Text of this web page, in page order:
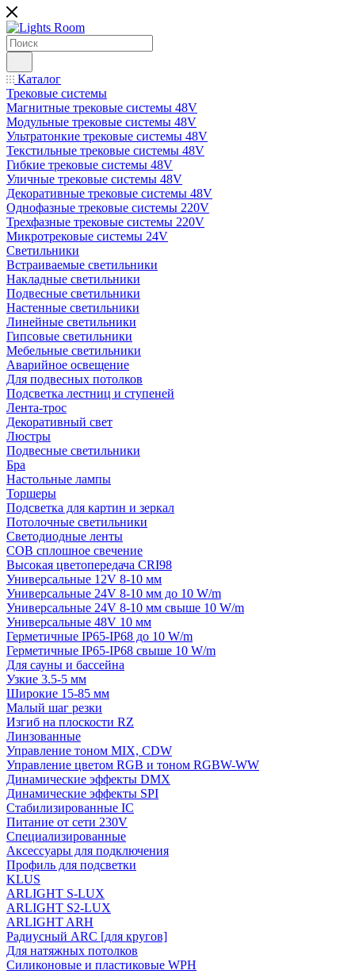
Каталог
Трековые системы
Магнитные трековые системы 48V
Модульные трековые системы 48V
Ультратонкие трековые системы 48V
Текстильные трековые системы 48V
Гибкие трековые системы 48V
Уличные трековые системы 48V
Декоративные трековые системы 48V
Однофазные трековые системы 220V
Трехфазные трековые системы 220V
Микротрековые системы 24V
Светильники
Встраиваемые светильники
Накладные светильники
Подвесные светильники
Настенные светильники
Линейные светильники
Гипсовые светильники
Мебельные светильники
Аварийное освещение
Для подвесных потолков
Подсветка лестниц и ступеней
Лента-трос
Декоративный свет
Люстры
Подвесные светильники
Бра
Настольные лампы
Торшеры
Подсветка для картин и зеркал
Потолочные светильники
Светодиодные ленты
COB сплошное свечение
Высокая цветопередача CRI98
Универсальные 12V 8-10 мм
Универсальные 24V 8-10 мм до 10 W/m
Универсальные 24V 8-10 мм свыше 10 W/m
Универсальные 48V 10 мм
Герметичные IP65-IP68 до 10 W/m
Герметичные IP65-IP68 свыше 10 W/m
Для сауны и бассейна
Узкие 3.5-5 мм
Широкие 15-85 мм
Малый шаг резки
Изгиб на плоскости RZ
Линзованные
Управление тоном MIX, CDW
Управление цветом RGB и тоном RGBW-WW
Динамические эффекты DMX
Динамические эффекты SPI
Стабилизированные IC
Питание от сети 230V
Специализированные
Аксессуары для подключения
Профиль для подсветки
KLUS
ARLIGHT S-LUX
ARLIGHT S2-LUX
ARLIGHT ARH
Радиусный ARC [для кругов]
Для натяжных потолков
Силиконовые и пластиковые WPH